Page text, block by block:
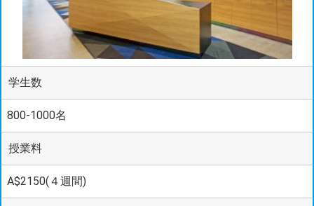
学生数
800-1000名
授業料
A$2150(４週間)